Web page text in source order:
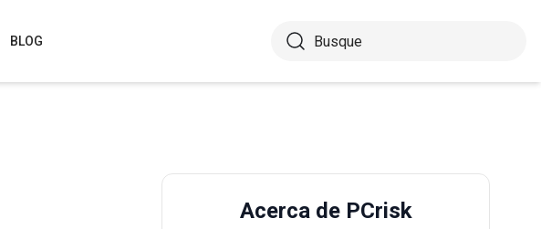
BLOG
Acerca de PCrisk